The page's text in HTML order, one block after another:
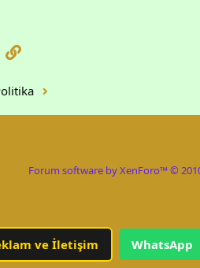
Link
Forum software by XenForo™ ©
ve İletişim WhatsApp